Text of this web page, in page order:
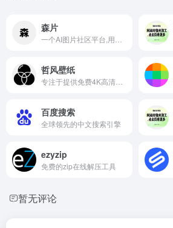
森片
哲风壁纸
百度搜索
全球领先的中文搜索引擎
ezyzip
免费的zip在线解压工具
暂无评论